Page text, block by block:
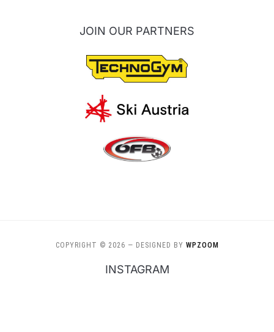
JOIN OUR PARTNERS
COPYRIGHT © 2026 — DESIGNED BY WPZOOM
INSTAGRAM